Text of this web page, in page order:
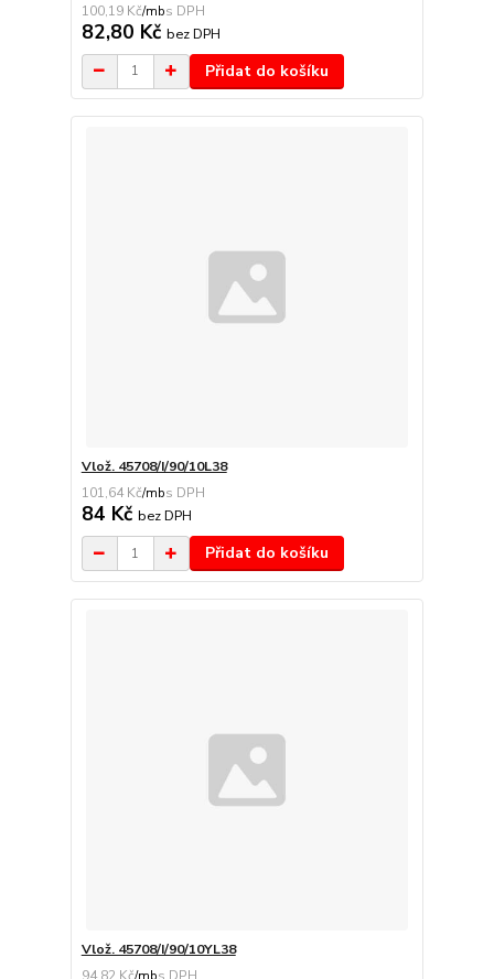
100,19 Kč/mb
82,80 Kč bez DPH
Přidat do košíku
Vlož. 45708/I/90/10L38
101,64 Kč/mb
84 Kč bez DPH
Přidat do košíku
Vlož. 45708/I/90/10YL38
94,82 Kč